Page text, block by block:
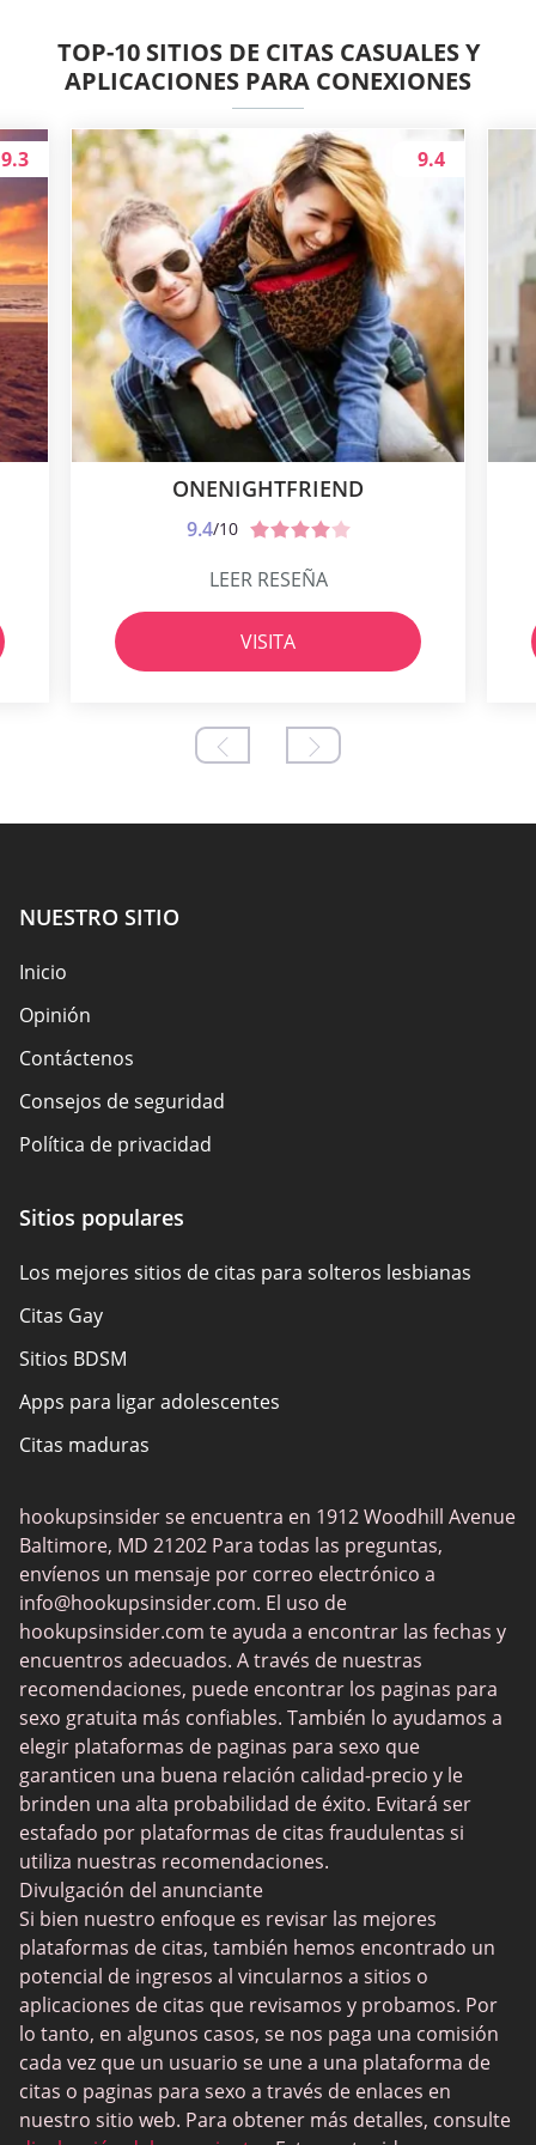
TOP-10 SITIOS DE CITAS CASUALES Y
APLICACIONES PARA CONEXIONES
9.3
ONENIGHTFRIEND
9.4/10
9.4
LEER RESEÑA
VISITA
NUESTRO SITIO
Inicio
Opinión
Contáctenos
Consejos de seguridad
Política de privacidad
Divulgación de afiliados
Mapa del sitio
Sobre nosotros
Sitios populares
Los mejores sitios de citas para solteros lesbianas
Citas Gay
Sitios BDSM
Apps para ligar adolescentes
Citas maduras
Chat de sexo
Citas maduras
Contactos BDSM
Contactos gay
Mejores MILFs
AdultFriendFinder
Shagle
BeNaughty
Secret Benefits
Rich Meet Beautiful
LiveJasmin
SDC
LatinAmericanCupid
PlanetRomeo
Sudy
hookupsinsider se encuentra en 1912 Woodhill Avenue
Baltimore, MD 21202 Para todas las preguntas,
envíenos un mensaje por correo electrónico a
info@hookupsinsider.com. El uso de
hookupsinsider.com te ayuda a encontrar las fechas y
encuentros adecuados. A través de nuestras
recomendaciones, puede encontrar los paginas para
sexo gratuita más confiables. También lo ayudamos a
elegir plataformas de paginas para sexo que
garanticen una buena relación calidad-precio y le
brinden una alta probabilidad de éxito. Evitará ser
estafado por plataformas de citas fraudulentas si
utiliza nuestras recomendaciones.
Divulgación del anunciante
Si bien nuestro enfoque es revisar las mejores
plataformas de citas, también hemos encontrado un
potencial de ingresos al vincularnos a sitios o
aplicaciones de citas que revisamos y probamos. Por
lo tanto, en algunos casos, se nos paga una comisión
cada vez que un usuario se une a una plataforma de
citas o paginas para sexo a través de enlaces en
nuestro sitio web. Para obtener más detalles, consulte